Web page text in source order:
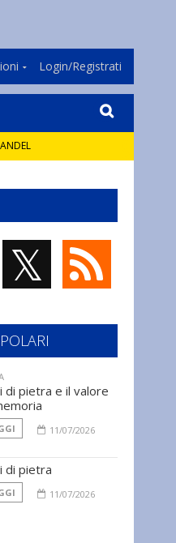
Login/Registrati
𝕏
di pietra e il valore
11/07/2026
di pietra
11/07/2026